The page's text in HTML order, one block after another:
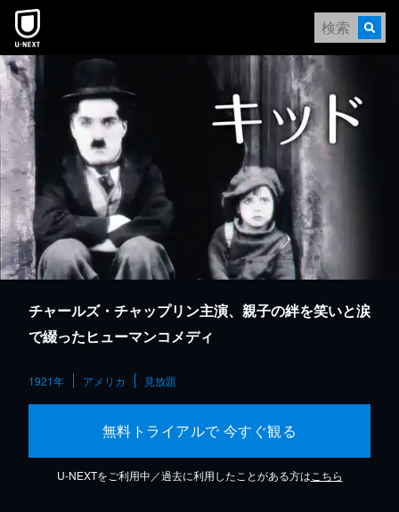
本文へスキップ
チャールズ・チャップリン主演、親子の絆を笑いと涙
で綴ったヒューマンコメディ
1921年 アメリカ 見放題
無料トライアルで 今すぐ観る
U-NEXTをご利用中／過去に利用したことがある方は こちら